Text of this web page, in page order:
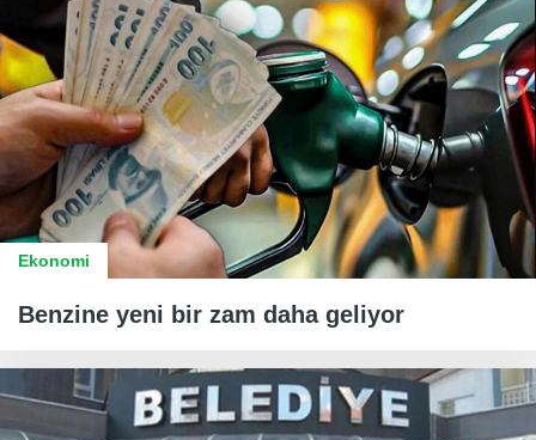
Ekonomi
Benzine yeni bir zam daha geliyor